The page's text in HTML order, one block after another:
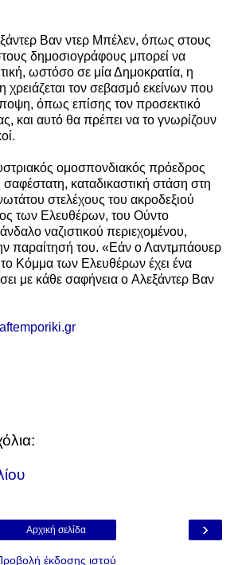
Βαν ντερ Μπέλεν, όπως στους
δημοσιογράφους μπορεί να
ωστόσο σε μία Δημοκρατία, η
χρειάζεται τον σεβασμό εκείνων που
όπως επίσης τον προσεκτικό
και αυτό θα πρέπει να το γνωρίζουν
ομοσπονδιακός πρόεδρος
σαφέστατη, καταδικαστική στάση στη
στελέχους του ακροδεξιού
των Ελευθέρων, του Ούντο
ναζιστικού περιεχομένου,
παραίτησή του. «Εάν ο Λαντμπάουερ
το Κόμμα των Ελευθέρων έχει ένα
με κάθε σαφήνεια ο Αλεξάντερ Βαν
›
Αρχική σελίδα
έκδοσης ιστού